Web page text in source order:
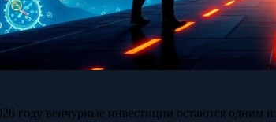
году венчурные инвестиции остаются одним